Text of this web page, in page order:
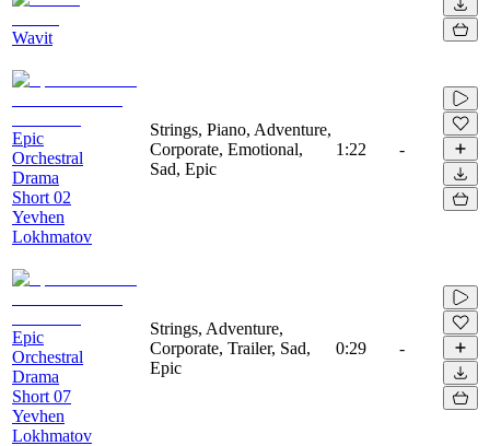
Wavit
Epic
Orchestral
Drama
Short 02
Yevhen
Lokhmatov
Strings, Piano, Adventure,
Corporate, Emotional,
Sad, Epic
1:22 -
Epic
Orchestral
Drama
Short 07
Yevhen
Lokhmatov
Strings, Adventure,
Corporate, Trailer, Sad,
Epic
0:29 -